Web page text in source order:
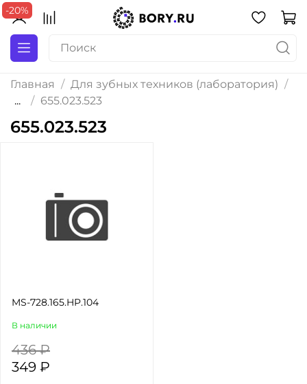
Главная
Для зубных техников (лаборатория)
...
655.023.523
655.023.523
-20%
MS-728.165.HP.104
В наличии
436 ₽
349 ₽